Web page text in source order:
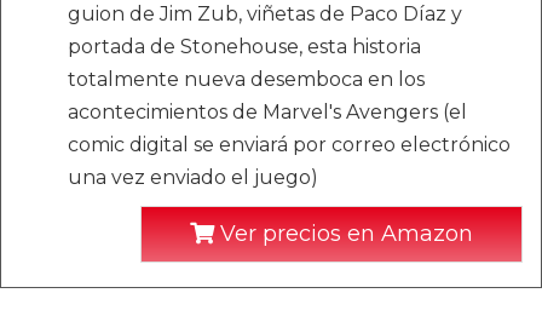
guion de Jim Zub, viñetas de Paco Díaz y
portada de Stonehouse, esta historia
totalmente nueva desemboca en los
acontecimientos de Marvel's Avengers (el
comic digital se enviará por correo electrónico
una vez enviado el juego)
Ver precios en Amazon